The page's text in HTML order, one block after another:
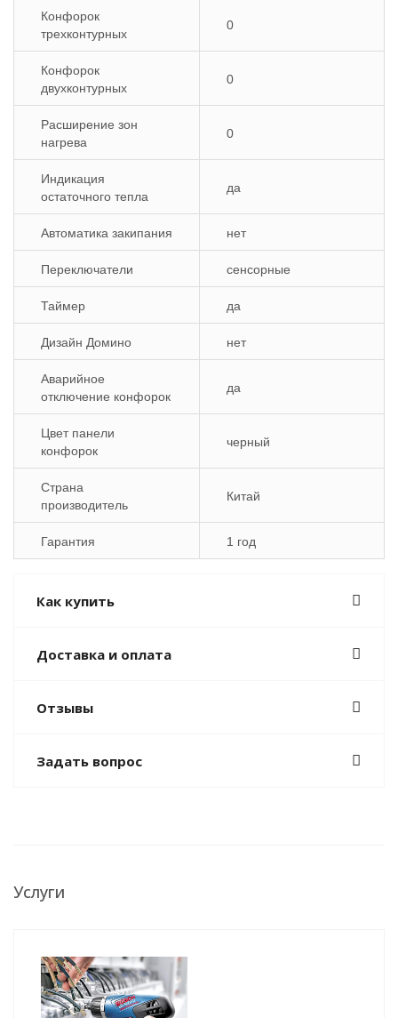
Конфорок
трехконтурных
0
Конфорок
двухконтурных
0
Расширение зон
нагрева
0
Индикация
остаточного тепла
да
Автоматика закипания нет
Переключатели сенсорные
Таймер да
Дизайн Домино нет
Аварийное
отключение конфорок
да
Цвет панели
конфорок
черный
Страна
производитель
Китай
Гарантия 1 год
Как купить
Доставка и оплата
Отзывы
Задать вопрос
Услуги